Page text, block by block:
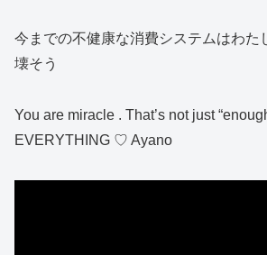
今までの不健康な消費システムはわた
壊そう
You are miracle . That’s not just
EVERYTHING ♡ Ayano